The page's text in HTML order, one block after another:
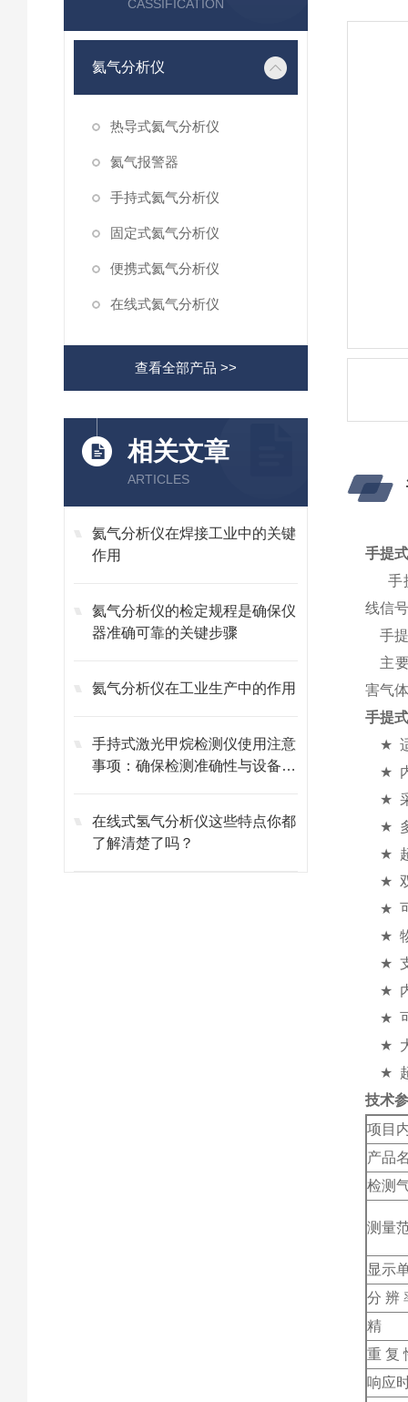
CASSIFICATION
氦气分析仪
热导式氦气分析仪
氦气报警器
手持式氦气分析仪
固定式氦气分析仪
便携式氦气分析仪
在线式氦气分析仪
查看全部产品 >>
相关文章
ARTICLES
氦气分析仪在焊接工业中的关键
作用
氦气分析仪的检定规程是确保仪
器准确可靠的关键步骤
氦气分析仪在工业生产中的作用
手持式激光甲烷检测仪使用注意
事项：确保检测准确性与设备寿
在线式氢气分析仪这些特点你都
了解清楚了吗？
手提
手
线信
手
主
害气
手提
★
★
★
★
★
★
★
★
★
★
★
★
★
技术
项目
产品
检测
测量
显示
分 辨
精
重 复
响应